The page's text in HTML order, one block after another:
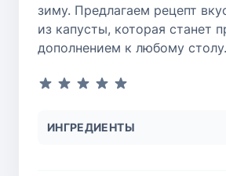
зиму. Предлагаем рецепт
из капусты, которая станет
дополнением к любому столу.
ИНГРЕДИЕНТЫ